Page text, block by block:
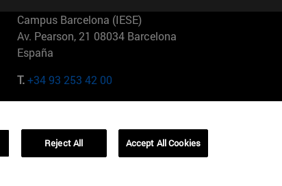
Campus Barcelona (IESE)
Av. Pearson, 21 08034 Barcelona
España
T.+34 93 253 42 00
01321001 Bela Vista Brasil
Reject All Accept All Cookies